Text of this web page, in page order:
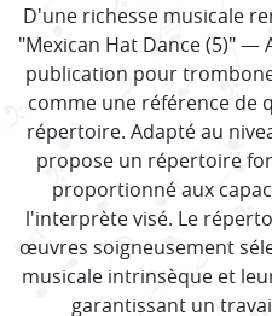
D'une richesse musicale
"Mexican Hat Dance (5)" —
publication pour
comme une référence de
répertoire. Adapté au
propose un répertoire
proportionné aux
l'interprète visé. Le
œuvres soigneusement
musicale intrinsèque et
garantissant un